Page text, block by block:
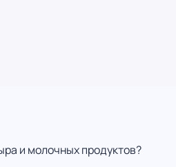
и молочных продуктов?